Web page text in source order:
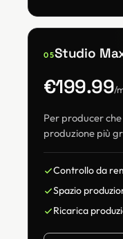
05Studio
€199.99/
Per producer
produzione più
Controllo da
Spazio
Ricarica